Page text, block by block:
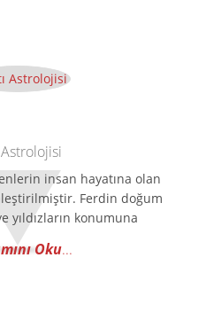
Astrolojisi
insan hayatına olan
Ferdin doğum
yıldızların konumuna
Oku...